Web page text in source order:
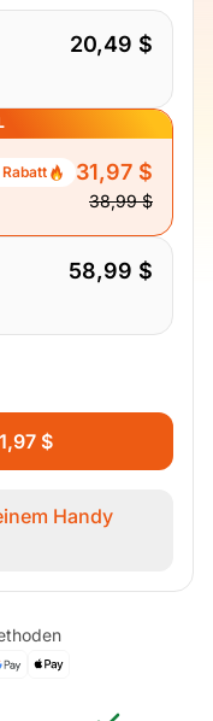
20,49 $
31,97 $
38,99 $
58,99 $
$
Handy